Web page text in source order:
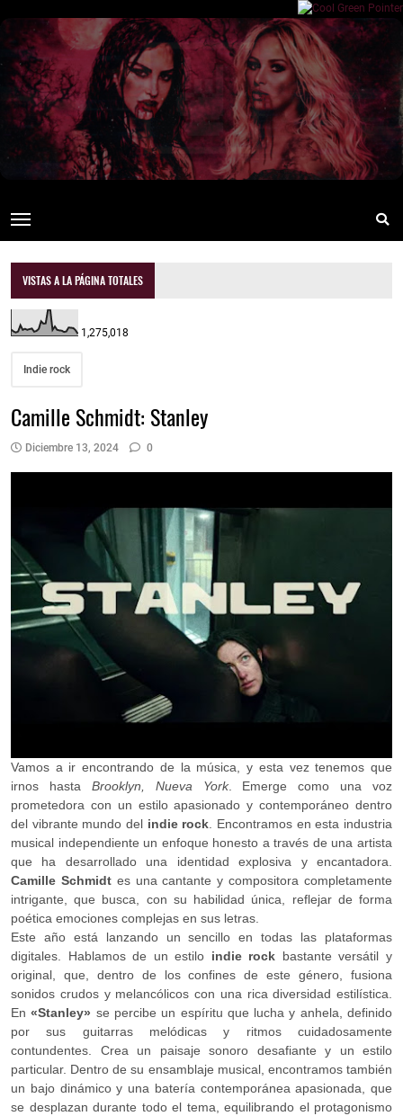
VISTAS A LA PÁGINA TOTALES
1,275,018
Indie rock
Camille Schmidt: Stanley
Diciembre 13, 2024 0
Vamos a ir encontrando de la música, y esta vez tenemos que
irnos hasta Brooklyn, Nueva York. Emerge como una voz
prometedora con un estilo apasionado y contemporáneo dentro
del vibrante mundo del indie rock. Encontramos en esta industria
musical independiente un enfoque honesto a través de una artista
que ha desarrollado una identidad explosiva y encantadora.
Camille Schmidtes una cantante y compositora completamente
intrigante, que busca, con su habilidad única, reflejar de forma
poética emociones complejas en sus letras.
Este año está lanzando un sencillo en todas las plataformas
digitales. Hablamos de un estilo indie rock bastante versátil y
original, que, dentro de los confines de este género, fusiona
sonidos crudos y melancólicos con una rica diversidad estilística.
En«Stanley» se percibe un espíritu que lucha y anhela, definido
por sus guitarras melódicas y ritmos cuidadosamente
contundentes. Crea un paisaje sonoro desafiante y un estilo
particular. Dentro de su ensamblaje musical, encontramos también
un bajo dinámico y una batería contemporánea apasionada, que
se desplazan durante todo el tema, equilibrando el protagonismo